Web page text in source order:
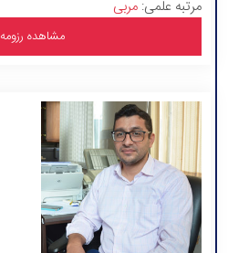
مرتبه علمی: مربی
مشاهده رزومه